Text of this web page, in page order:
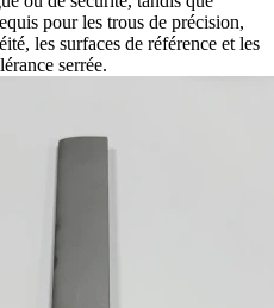
pour les trous de précision,
les surfaces de référence et les
serrée.